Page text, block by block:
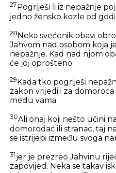
27 Pogriješi li iz nepažnje
jedno žensko kozle od
28Neka svećenik obavi
Jahvom nad osobom koja
nepažnje. Kad nad njom
će joj oprošteno.
29 Kada tko pogriješi
zakon vrijedi i za domoroca
među vama.
30Ali onaj koji nešto učini
domorodac ili stranac, taj
se istrijebi između svoga
31jer je prezreo Jahvinu
zapovijed. Neka se takav